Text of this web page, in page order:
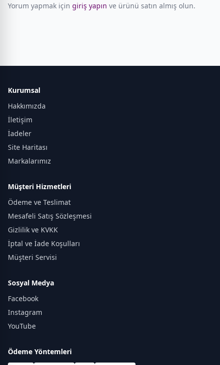
Yorum yapmak için giriş yapın ve ürünü satın almış olun.
Kurumsal
Hakkımızda
İletişim
İadeler
Site Haritası
Markalarımız
Müşteri Hizmetleri
Ödeme ve Teslimat
Mesafeli Satış Sözleşmesi
Gizlilik ve KVKK
İptal ve İade Koşulları
Müşteri Servisi
Sosyal Medya
Facebook
Instagram
YouTube
Ödeme Yöntemleri